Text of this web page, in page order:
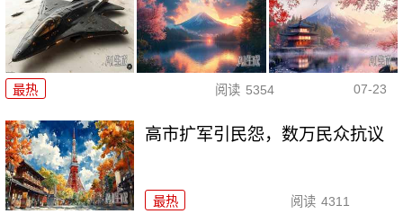
最热 阅读 5354 07-23
高市扩军引民怨，数万民众抗议
最热 阅读 4311